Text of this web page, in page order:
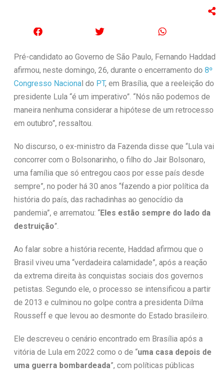
Pré-candidato ao Governo de São Paulo, Fernando Haddad
afirmou, neste domingo, 26, durante o encerramento do 8º
Congresso Nacional do PT, em Brasília, que a reeleição do
presidente Lula “é um imperativo”. “Nós não podemos de
maneira nenhuma considerar a hipótese de um retrocesso
em outubro”, ressaltou.
No discurso, o ex-ministro da Fazenda disse que “Lula vai
concorrer com o Bolsonarinho, o filho do Jair Bolsonaro,
uma família que só entregou caos por esse país desde
sempre”, no poder há 30 anos “fazendo a pior política da
história do país, das rachadinhas ao genocídio da
pandemia”, e arrematou: “Eles estão sempre do lado da
destruição”.
Ao falar sobre a história recente, Haddad afirmou que o
Brasil viveu uma “verdadeira calamidade”, após a reação
da extrema direita às conquistas sociais dos governos
petistas. Segundo ele, o processo se intensificou a partir
de 2013 e culminou no golpe contra a presidenta Dilma
Rousseff e que levou ao desmonte do Estado brasileiro.
Ele descreveu o cenário encontrado em Brasília após a
vitória de Lula em 2022 como o de “uma casa depois de
uma guerra bombardeada”, com políticas públicas